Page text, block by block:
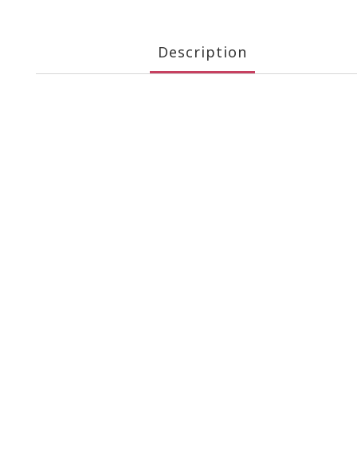
Description